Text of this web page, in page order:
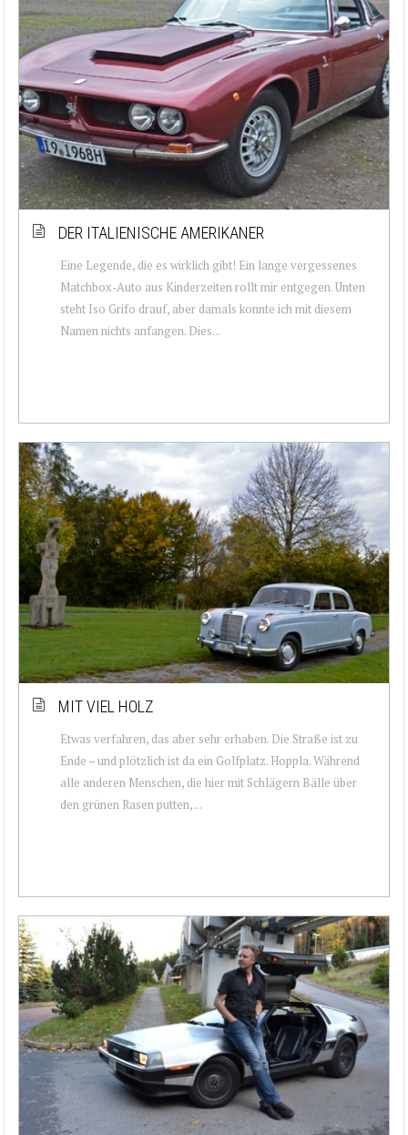
DER ITALIENISCHE AMERIKANER
Eine Legende, die es wirklich gibt! Ein lange vergessenes
Matchbox-Auto aus Kinderzeiten rollt mir entgegen. Unten
steht Iso Grifo drauf, aber damals konnte ich mit diesem
Namen nichts anfangen. Dies...
MIT VIEL HOLZ
Etwas verfahren, das aber sehr erhaben. Die Straße ist zu
Ende – und plötzlich ist da ein Golfplatz. Hoppla. Während
alle anderen Menschen, die hier mit Schlägern Bälle über
den grünen Rasen putten, ...